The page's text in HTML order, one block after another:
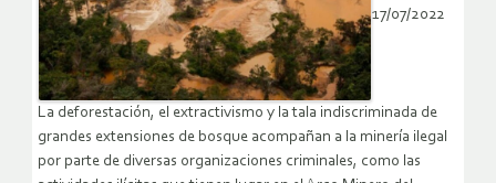
La deforestación, el extractivismo y la tala indiscriminada de
grandes extensiones de bosque acompañan a la minería ilegal